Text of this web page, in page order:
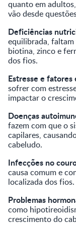
quanto em
vão desde
Deficiências
equilibrada, faltam
biotina, zinco e
dos fios.
Estresse e fatores
sofrer com
impactar o
Doenças
fazem com que o
capilares,
cabeludo.
Infecções no
causa comum e
localizada dos fios.
Problemas
como
crescimento do